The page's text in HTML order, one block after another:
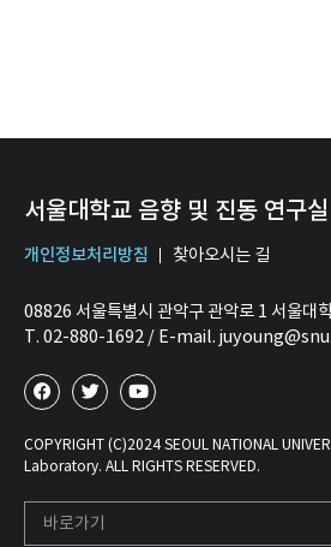
서울대학교 음향 및 진동 연구실
개인정보처리방침 찾아오시는 길
08826 서울특별시 관악구 관악로 1 서울대
T. 02-880-1692 / E-mail.
COPYRIGHT (C)2024 SEOUL NATIONAL
Laboratory. ALL RIGHTS RESERVED.
바로가기